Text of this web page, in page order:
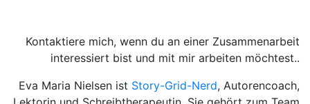
Kontaktiere mich, wenn du an einer Zusammenarbeit
interessiert bist und mit mir arbeiten möchtest..
Eva Maria Nielsen ist Story-Grid-Nerd, Autorencoach,